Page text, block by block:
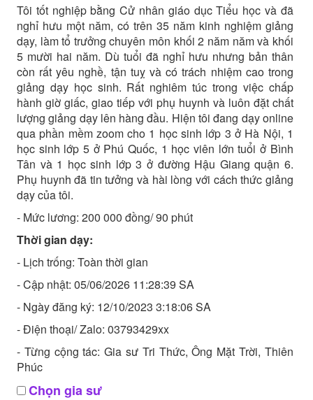
Tôi tốt nghiệp bằng Cử nhân giáo dục Tiểu học và đã
nghỉ hưu một năm, có trên 35 năm kinh nghiệm giảng
dạy, làm tổ trưởng chuyên môn khối 2 năm năm và khối
5 mười hai năm. Dù tuổi đã nghỉ hưu nhưng bản thân
còn rất yêu nghề, tận tuỵ và có trách nhiệm cao trong
giảng dạy học sinh. Rất nghiêm túc trong việc chấp
hành giờ giấc, giao tiếp với phụ huynh và luôn đặt chất
lượng giảng dạy lên hàng đầu. Hiện tôi đang dạy online
qua phần mềm zoom cho 1 học sinh lớp 3 ở Hà Nội, 1
học sinh lớp 5 ở Phú Quốc, 1 học viên lớn tuổi ở Bình
Tân và 1 học sinh lớp 3 ở đường Hậu Giang quận 6.
Phụ huynh đã tin tưởng và hài lòng với cách thức giảng
dạy của tôi.
- Mức lương: 200 000 đồng/ 90 phút
Thời gian dạy:
- Lịch trống: Toàn thời gian
- Cập nhật: 05/06/2026 11:28:39 SA
- Ngày đăng ký: 12/10/2023 3:18:06 SA
- Điện thoại/ Zalo: 03793429xx
- Từng cộng tác: Gia sư Tri Thức, Ông Mặt Trời, Thiên
Phúc
Chọn gia sư